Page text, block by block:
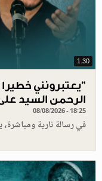
1.30
"يعتبرونني
الرحمن السيد
08/08/2026 - 18:25
في رسالة نارية